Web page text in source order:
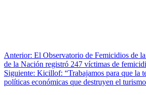
Anterior: El Observatorio de Femicidios de
de la Nación registró 247 víctimas de
Siguiente: Kicillof: “Trabajamos para que la
políticas económicas que destruyen el